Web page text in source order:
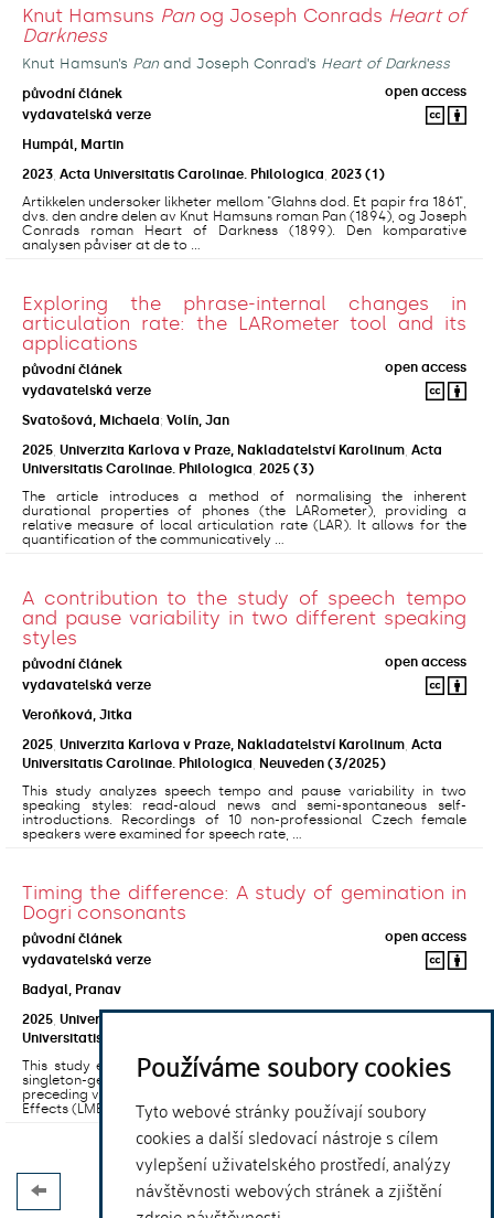
Používáme soubory cookies
Tyto webové stránky používají soubory
cookies a další sledovací nástroje s cílem
vylepšení uživatelského prostředí, analýzy
návštěvnosti webových stránek a zjištění
Knut Hamsuns Panog Joseph Conrads Heart of
Darkness
Knut Hamsun’s Pan and Joseph Conrad’s Heart of Darkness
původní článek
open access
vydavatelská verze
Humpál, Martin
2023 Acta Universitatis Carolinae. Philologica 2023 (1)
Artikkelen undersoker likheter mellom "Glahns dod. Et papir fra 1861",
dvs. den andre delen av Knut Hamsuns roman Pan (1894), og Joseph
Conrads roman Heart of Darkness (1899). Den komparative
analysen påviser at de to ...
Exploring the phrase-internal changes in
articulation rate: the LARometer tool and its
applications
původní článek
open access
vydavatelská verze
Svatošová, Michaela; Volín, Jan
2025 Univerzita Karlova v Praze, Nakladatelství Karolinum Acta
Universitatis Carolinae. Philologica 2025 (3)
The article introduces a method of normalising the inherent
durational properties of phones (the LARometer), providing a
relative measure of local articulation rate (LAR). It allows for the
quantification of the communicatively ...
A contribution to the study of speech tempo
and pause variability in two different speaking
styles
původní článek
open access
vydavatelská verze
Veroňková, Jitka
2025 Univerzita Karlova v Praze, Nakladatelství Karolinum Acta
Universitatis Carolinae. Philologica
Neuveden (3/2025)
This study analyzes speech tempo and pause variability in two
speaking styles: read-aloud news and semi-spontaneous self-
introductions. Recordings of 10 non-professional Czech female
speakers were examined for speech rate, ...
Timing the difference: A study of gemination in
Dogri consonants
původní článek
open access
vydavatelská verze
Badyal, Pranav
2025 Univerzita Karlova v Praze, Nakladatelství Karolinum
Universitatis Carolinae. Philologica
This study examines the phonetic and phonological properties of
singleton-geminate contrasts in Dogri within the context where the
preceding vowel is short, i.e. in CVCV: word structures. Linear Mixed-
Effects (LMER) ...